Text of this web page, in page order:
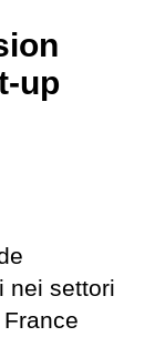
up
nei settori